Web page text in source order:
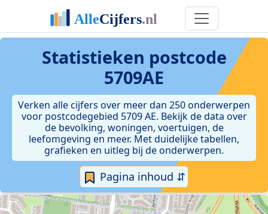
Statistieken postcode
5709AE
Verken alle cijfers over meer dan 250 onderwerpen
voor postcodegebied 5709 AE. Bekijk de data over
de bevolking, woningen, voertuigen, de
leefomgeving en meer. Met duidelijke tabellen,
grafieken en uitleg bij de onderwerpen.
Pagina inhoud ⇵